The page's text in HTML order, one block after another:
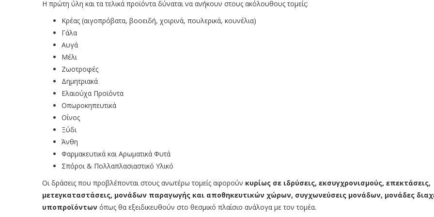
Η πρώτη ύλη και τα τελικά προϊόντα δύναται να ανήκουν στους ακόλουθους τομείς:
Κρέας (αιγοπρόβατα, βοοειδή, χοιρινά, πουλερικά, κουνέλια)
Γάλα
Αυγά
Μέλι
Ζωοτροφές
Δημητριακά
Ελαιούχα Προϊόντα
Οπωροκηπευτικά
Οίνος
Ξύδι
Άνθη
Φαρμακευτικά και Αρωματικά Φυτά
Σπόροι & Πολλαπλασιαστικό Υλικό
Οι δράσεις που προβλέπονται στους ανωτέρω τομείς αφορούν κυρίως σε ιδρύσεις, εκσυγχρονισμούς, επεκτάσεις,
μετεγκαταστάσεις, μονάδων παραγωγής και αποθηκευτικών χώρων, συγχωνεύσεις μονάδων, μονάδες
υποπροϊόντων όπως θα εξειδικευθούν στο θεσμικό πλαίσιο ανάλογα με τον τομέα.